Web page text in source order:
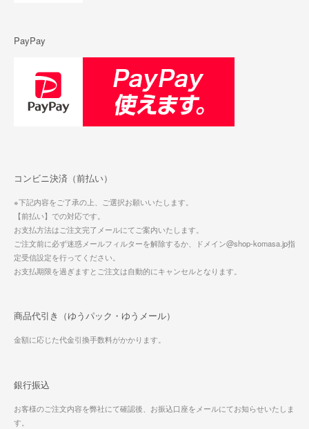
PayPay
コンビニ決済（前払い）
※下記内容をご了承の上、ご選択お願いいたします。
【前払い】での対応です。
お支払方法はご注文完了メールにてご案内いたします。
ご注文前に必ず迷惑メールフィルターを解除するか、ドメイン@shop-komasa.jp指
定受信設定を行ってください。
お支払期限を過ぎますとご注文は自動的にキャンセルとなります。
商品代引き（ゆうパック・ゆうメール）
金額に応じた代金引換手数料がかかります。
銀行振込
お客様のご注文内容を弊社にて確認後、お振込口座をメールにてお知らせいたしま
す。